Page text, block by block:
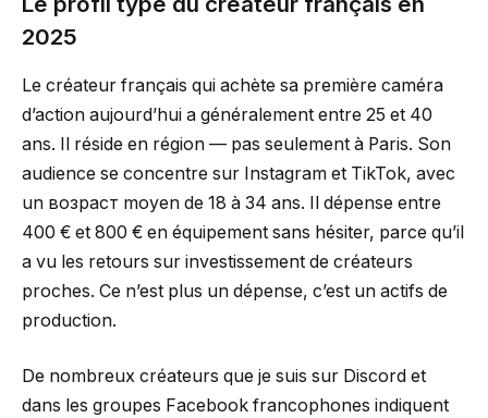
2025
Le créateur français qui achète sa première caméra
d’action aujourd’hui a généralement entre 25 et 40
ans. Il réside en région — pas seulement à Paris. Son
audience se concentre sur Instagram et TikTok, avec
un возраст moyen de 18 à 34 ans. Il dépense entre
400 € et 800 € en équipement sans hésiter, parce qu’il
a vu les retours sur investissement de créateurs
proches. Ce n’est plus un dépense, c’est un actifs de
production.
De nombreux créateurs que je suis sur Discord et
dans les groupes Facebook francophones indiquent